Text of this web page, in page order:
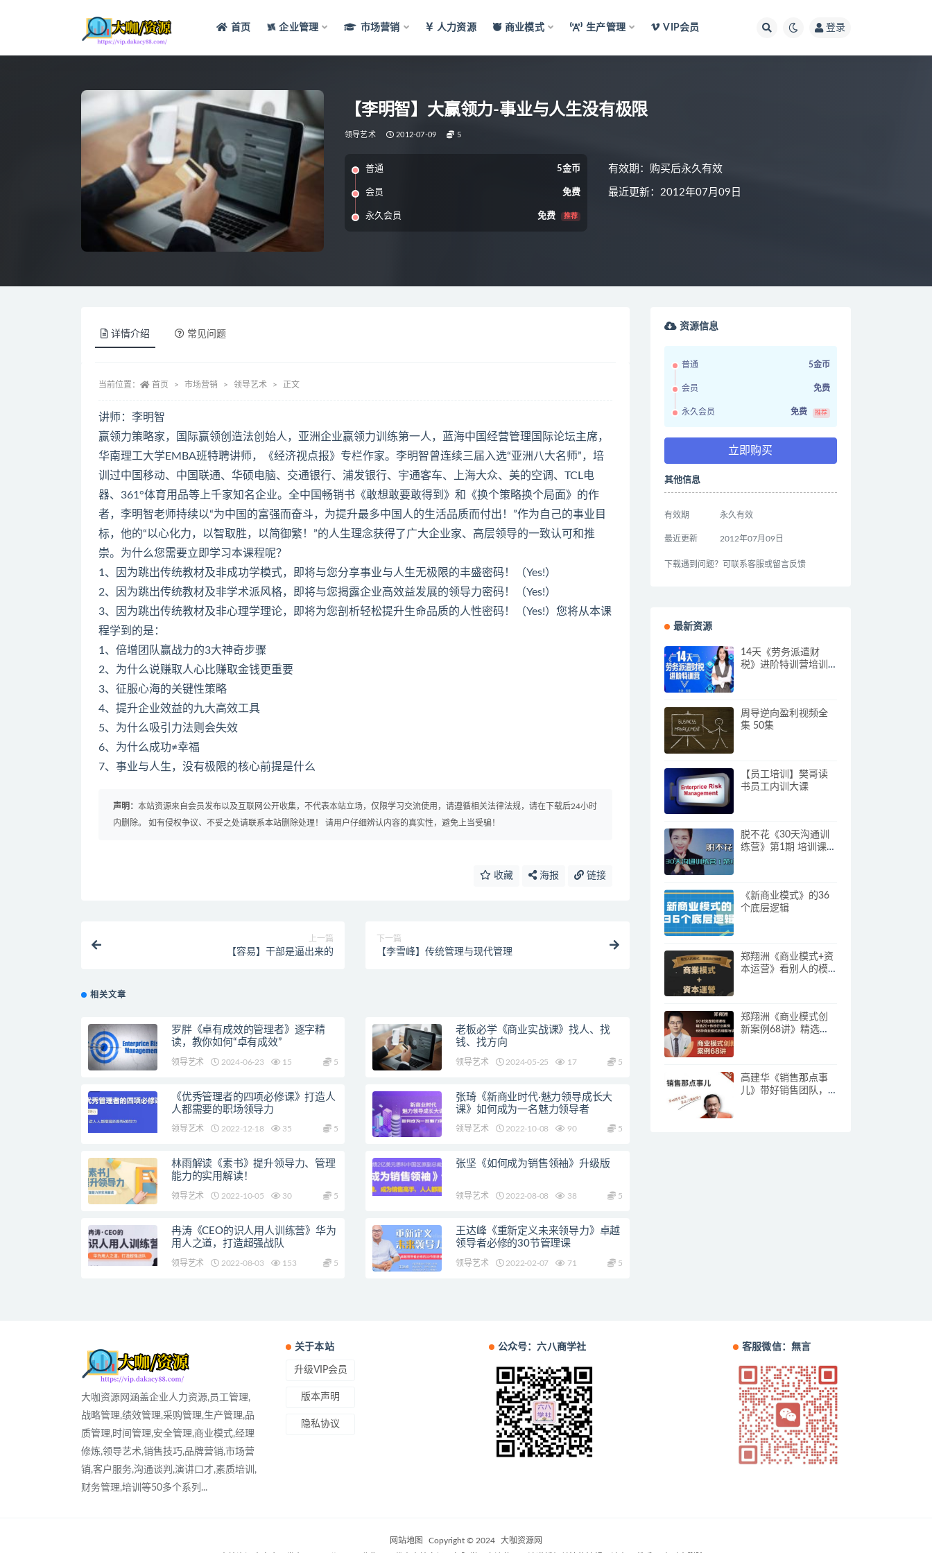
首页 企业管理 市场营销 人力资源 商业模式 生产管理 VIP会员 登录
【李明智】大赢领力-事业与人生没有极限
领导艺术 2012-07-09 5
普通 5金币
会员 免费
永久会员 免费 推荐
有效期：购买后永久有效
最近更新：2012年07月09日
详情介绍 常见问题
当前位置： 首页 市场营销 领导艺术 正文
讲师：李明智
赢领力策略家，国际赢领创造法创始人，亚洲企业赢领力训练第一人，蓝海中国经营管理国际论坛主席，
华南理工大学EMBA班特聘讲师，《经济视点报》专栏作家。李明智曾连续三届入选“亚洲八大名师”，培
训过中国移动、中国联通、华硕电脑、交通银行、浦发银行、宇通客车、上海大众、美的空调、TCL电
器、361°体育用品等上千家知名企业。全中国畅销书《敢想敢要敢得到》和《换个策略换个局面》的作
者，李明智老师持续以“为中国的富强而奋斗，为提升最多中国人的生活品质而付出！”作为自己的事业目
标，他的“以心化力，以智取胜，以简御繁！”的人生理念获得了广大企业家、高层领导的一致认可和推
崇。为什么您需要立即学习本课程呢？
1、因为跳出传统教材及非成功学模式，即将与您分享事业与人生无极限的丰盛密码！（Yes!）
2、因为跳出传统教材及非学术派风格，即将与您揭露企业高效益发展的领导力密码！（Yes!）
3、因为跳出传统教材及非心理学理论，即将为您剖析轻松提升生命品质的人性密码！（Yes!）您将从本课
程学到的是：
1、倍增团队赢战力的3大神奇步骤
2、为什么说赚取人心比赚取金钱更重要
3、征服心海的关键性策略
4、提升企业效益的九大高效工具
5、为什么吸引力法则会失效
6、为什么成功≠幸福
7、事业与人生，没有极限的核心前提是什么
声明： 本站资源来自会员发布以及互联网公开收集，不代表本站立场，仅限学习交流使用，请遵循相关法律法规，请在下载后24小时
内删除。 如有侵权争议、不妥之处请联系本站删除处理！ 请用户仔细辨认内容的真实性，避免上当受骗！
收藏 海报 链接
上一篇
【容易】干部是逼出来的
下一篇
【李雪峰】传统管理与现代管理
相关文章
罗胖《卓有成效的管理者》逐字精
读，教你如何“卓有成效”
领导艺术 2024-06-23 15 5
老板必学《商业实战课》找人、找
钱、找方向
领导艺术 2024-05-25 17 5
《优秀管理者的四项必修课》打造人
人都需要的职场领导力
领导艺术 2022-12-18 35 5
张琦《新商业时代·魅力领导成长大
课》如何成为一名魅力领导者
领导艺术 2022-10-08 90 5
林雨解读《素书》提升领导力、管理
能力的实用解读！
领导艺术 2022-10-05 30 5
张坚《如何成为销售领袖》升级版
领导艺术 2022-08-08 38 5
冉涛《CEO的识人用人训练营》华为
用人之道，打造超强战队
领导艺术 2022-08-03 153 5
王达峰《重新定义未来领导力》卓越
领导者必修的30节管理课
领导艺术 2022-02-07 71 5
资源信息
普通 5金币
会员 免费
永久会员 免费 推荐
立即购买
其他信息
有效期 永久有效
最近更新 2012年07月09日
下载遇到问题？可联系客服或留言反馈
最新资源
14天《劳务派遣财
税》进阶特训营培训
周导逆向盈利视频全
集 50集
【员工培训】樊哥读
书员工内训大课
脱不花《30天沟通训
练营》第1期 培训课程
《新商业模式》的36
个底层逻辑
郑翔洲《商业模式+资
本运营》看别人的模
郑翔洲《商业模式创
新案例68讲》精选
高建华《销售那点事
儿》带好销售团队，
大咖资源网涵盖企业人力资源,员工管理,
战略管理,绩效管理,采购管理,生产管理,品
质管理,时间管理,安全管理,商业模式,经理
修炼,领导艺术,销售技巧,品牌营销,市场营
销,客户服务,沟通谈判,演讲口才,素质培训,
财务管理,培训等50多个系列...
关于本站
升级VIP会员
版本声明
隐私协议
公众号：六八商学社 客服微信：無言
网站地图 Copyright © 2024
大咖资源网